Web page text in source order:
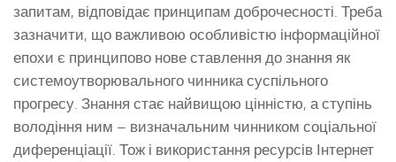
запитам, відповідає принципам доброчесності. Треба
зазначити, що важливою особливістю інформаційної
епохи є принципово нове ставлення до знання як
системоутворювального чинника суспільного
прогресу. Знання стає найвищою цінністю, а ступінь
володіння ним – визначальним чинником соціальної
диференціації. Тож і використання ресурсів Інтернет